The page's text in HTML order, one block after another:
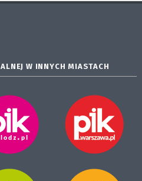
W INNYCH MIASTACH